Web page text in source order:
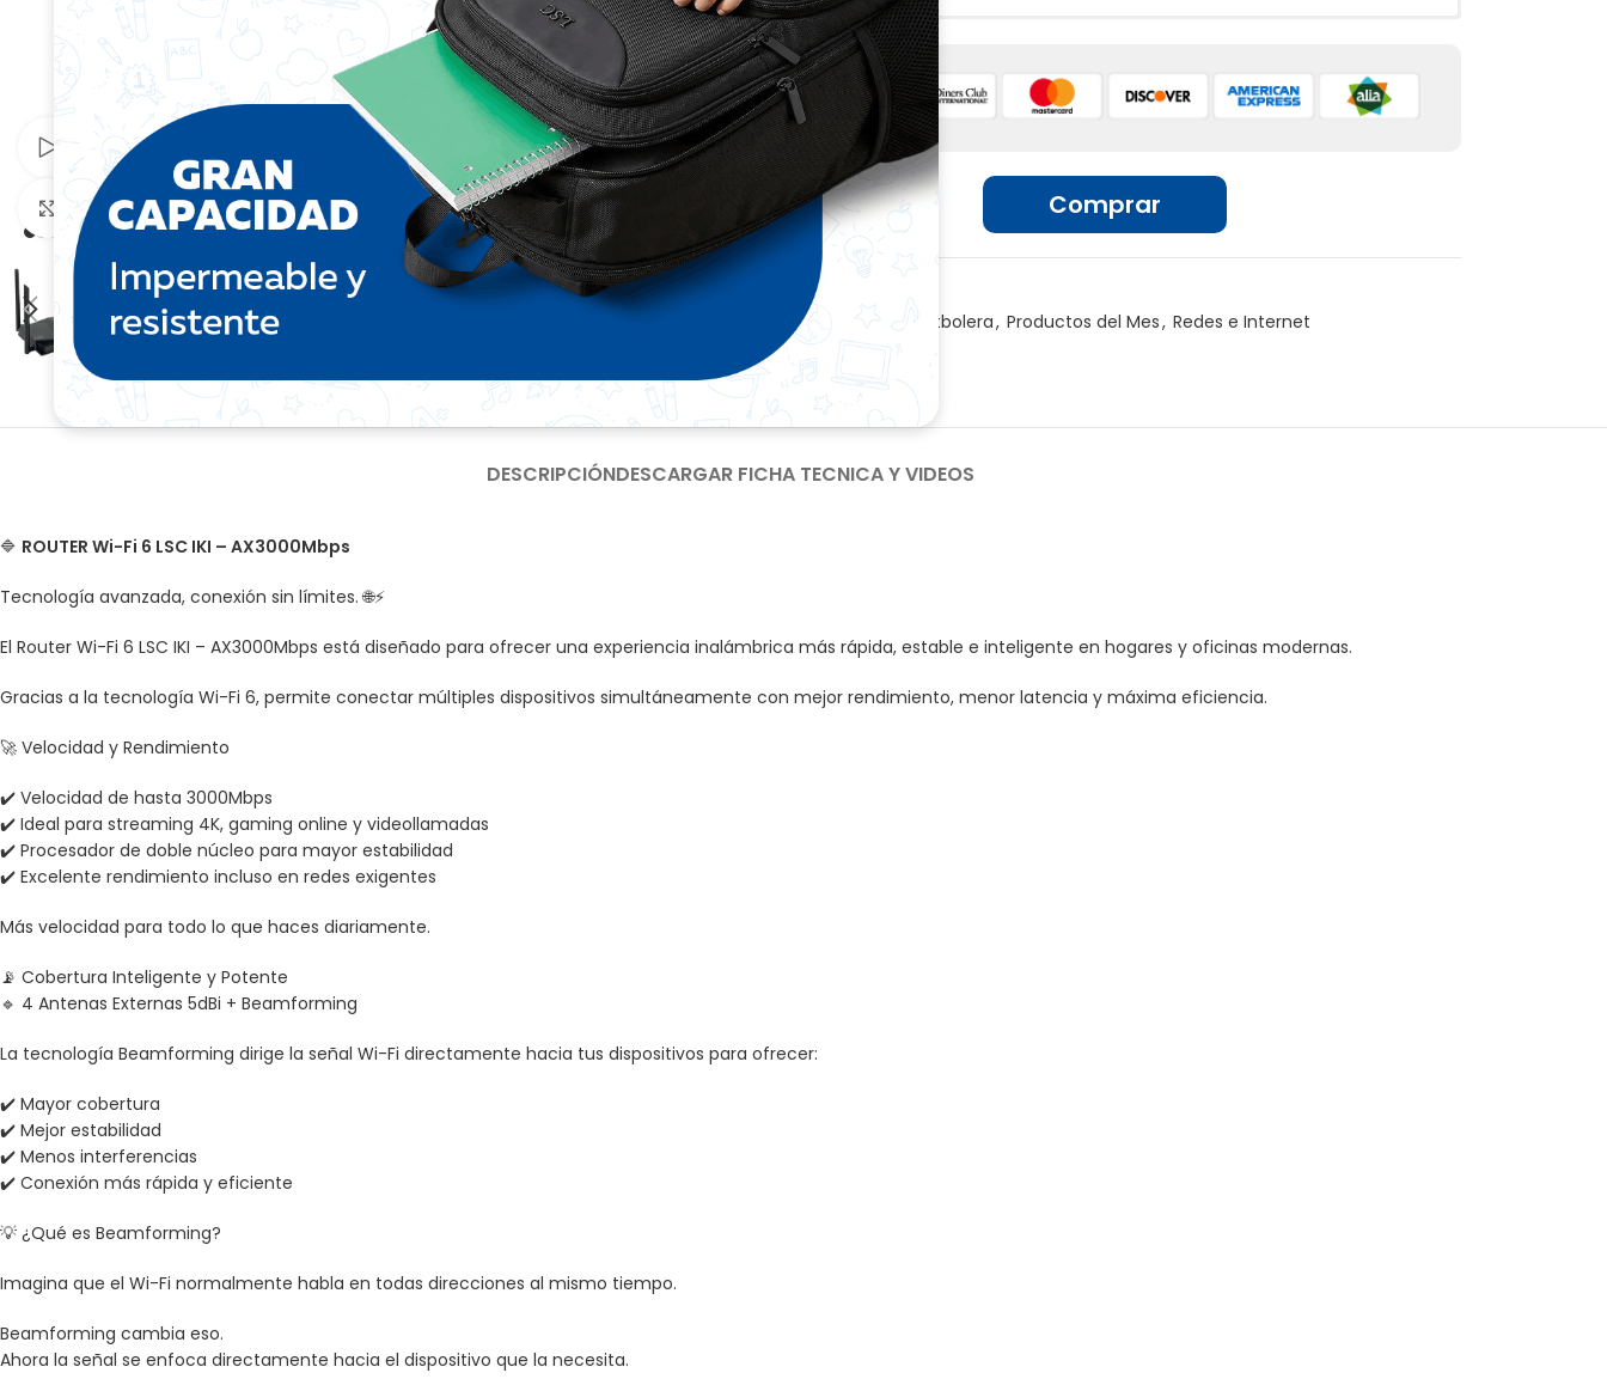
Watch video
Click to enlarge
Mayor seguridad WPA3:
una protección más solida contra potenciales ataques, WPA3 mantendrá seguro su
Wi-Fi
Conexión Gigabit:Equipado con 4 puertos Gigabit, admite acceso con un ancho de
banda de hasta 1000Mbps
4 Antenas externas de 5 dBi + Beamforming:Puede proporcionar cobertura Wi-Fi
de primer rango, ubica los dispositivos Wi-Fi y luego fortalece la señal en dirección
especifica del AP al cliente.
Red discrecional:
“misma familia” compatibles con EASYMESH para formar una red Mesh más amplia
en cualquier momento.
Procesador de doble núcleo: El diseño de doble núcleo brinda una velocidad de
procesamiento más rápida y proporciona un mejor funcionamiento.
🌐📲 Ventas por unidades en línea
🏢 Ventas por unidades en locales
Comprar
00200
Categorías:
Fiebre Futbolera, Productos del Mes, Redes e Internet
Share:
DESCRIPCIÓNDESCARGAR FICHA TECNICA Y VIDEOS
🔷 ROUTER Wi-Fi 6 LSC IKI – AX3000Mbps
Tecnología avanzada, conexión sin límites. 🌐⚡
El Router Wi-Fi 6 LSC IKI – AX3000Mbps está diseñado para ofrecer una experiencia inalámbrica más rápida, estable e inteligente en hogares y oficinas modernas.
Gracias a la tecnología Wi-Fi 6, permite conectar múltiples dispositivos simultáneamente con mejor rendimiento, menor latencia y máxima eficiencia.
🚀 Velocidad y Rendimiento
✔️ Velocidad de hasta 3000Mbps
✔️ Ideal para streaming 4K, gaming online y videollamadas
✔️ Procesador de doble núcleo para mayor estabilidad
✔️ Excelente rendimiento incluso en redes exigentes
Más velocidad para todo lo que haces diariamente.
📡 Cobertura Inteligente y Potente
🔹 4 Antenas Externas 5dBi + Beamforming
La tecnología Beamforming dirige la señal Wi-Fi directamente hacia tus dispositivos para ofrecer:
✔️ Mayor cobertura
✔️ Mejor estabilidad
✔️ Menos interferencias
✔️ Conexión más rápida y eficiente
💡 ¿Qué es Beamforming?
Imagina que el Wi-Fi normalmente habla en todas direcciones al mismo tiempo.
Beamforming cambia eso.
Ahora la señal se enfoca directamente hacia el dispositivo que la necesita.